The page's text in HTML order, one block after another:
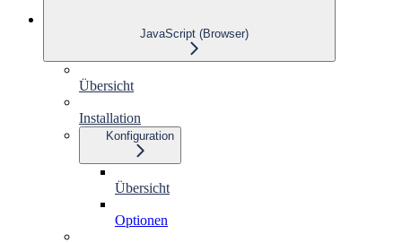
JavaScript (Browser)
Übersicht
Installation
Konfiguration
Übersicht
Optionen